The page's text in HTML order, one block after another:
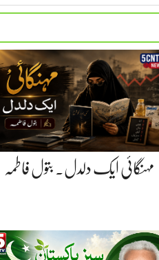
مہنگائی ایک دلدل. بتول فاطمہ